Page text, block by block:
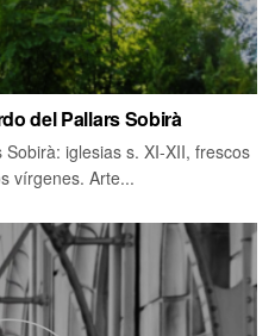
del Pallars Sobirà
iglesias s. XI-XII, frescos
vírgenes. Arte...